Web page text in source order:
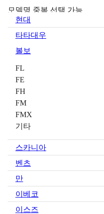
모델명 중복 선택 가능
현대
타타대우
볼보
FL
FE
FH
FM
FMX
기타
스카니아
벤츠
만
이베코
이스즈